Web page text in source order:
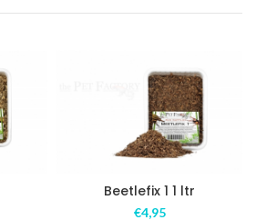
Beetlefix 1 1 ltr
€4,95